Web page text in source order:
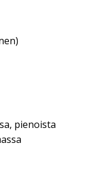
pienoista